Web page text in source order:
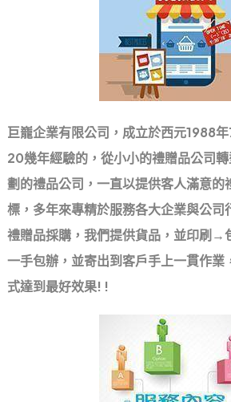
用心傳遞祝福，貼心感動有一套！全
薦，多款精緻禮品等你
巨巃企業有限公司，成立於西元1988
20幾年經驗的，從小小的禮贈品公司
劃的禮品公司，一直以提供客人滿意的
標，多年來專精於服務各大企業與公司
禮贈品採購，我們提供貨品，並印刷
一手包辦，並寄出到客戶手上一貫作業
式達到最好效果! !